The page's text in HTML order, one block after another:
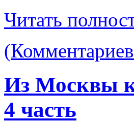
Читать
Из Москвы к
4 часть